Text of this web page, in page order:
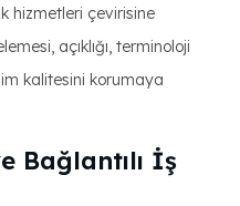
hizmetleri çevirisine
açıklığı, terminoloji
kalitesini korumaya
Bağlantılı İş